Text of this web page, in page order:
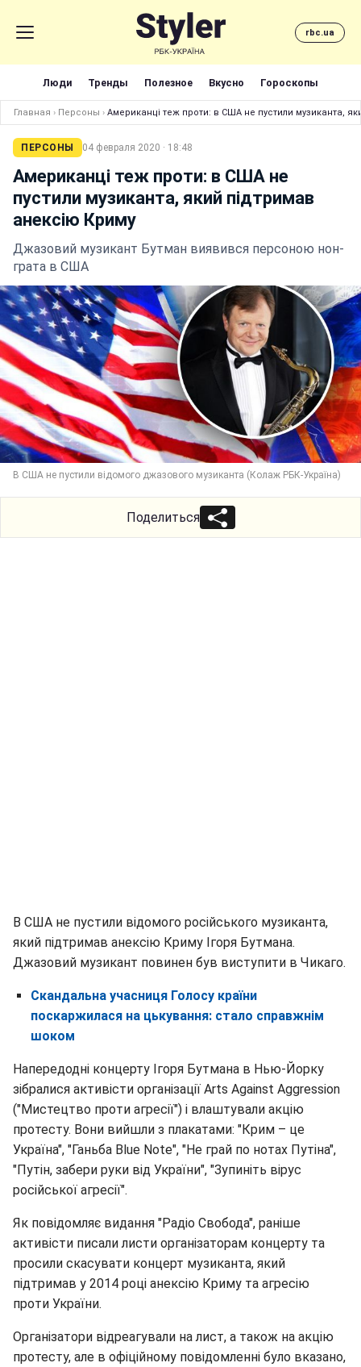
rbc.ua
Люди Тренды Полезное Вкусно Гороскопы
Главная › Персоны › Американці теж проти: в США не пустили музиканта,
ПЕРСОНЫ 04 февраля 2020 · 18:48
Американці теж проти: в США не
пустили музиканта, який підтримав
анексію Криму
Джазовий музикант Бутман виявився персоною нон-
грата в США
В США не пустили відомого джазового музиканта (Колаж РБК-Україна)
Поделиться
В США не пустили відомого російського музиканта,
який підтримав анексію Криму Ігоря Бутмана.
Джазовий музикант повинен був виступити в Чикаго.
Скандальна учасниця Голосу країни
поскаржилася на цькування: стало справжнім
шоком
Напередодні концерту Ігоря Бутмана в Нью-Йорку
зібралися активісти організації Arts Against Aggression
("Мистецтво проти агресії") і влаштували акцію
протесту. Вони вийшли з плакатами: "Крим – це
Україна", "Ганьба Blue Note", "Не грай по нотах Путіна",
"Путін, забери руки від України", "Зупиніть вірус
російської агресії".
Як повідомляє видання "Радіо Свобода", раніше
активісти писали листи організаторам концерту та
просили скасувати концерт музиканта, який
підтримав у 2014 році анексію Криму та агресію
проти України.
Організатори відреагували на лист, а також на акцію
протесту, але в офіційному повідомленні було вказано,